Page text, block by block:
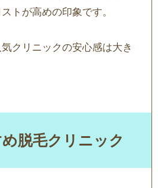
トが高めの印象です。
クリニックの安心感は大き
脱毛クリニック